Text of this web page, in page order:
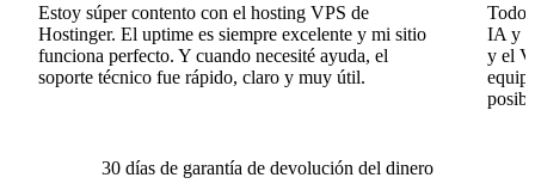
Estoy súper contento con el hosting VPS de
Hostinger. El uptime es siempre excelente y mi sitio
funciona perfecto. Y cuando necesité ayuda, el
soporte técnico fue rápido, claro y muy útil.
Todo
IA y
y el
30 días de garantía de devolución del dinero